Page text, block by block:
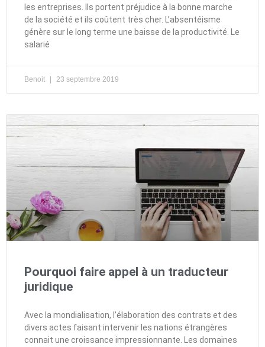
les entreprises. Ils portent préjudice à la bonne marche
de la société et ils coûtent très cher. L’absentéisme
génère sur le long terme une baisse de la productivité. Le
salarié
Benoit 23 septembre 2019
Pourquoi faire appel à un traducteur
juridique
Avec la mondialisation, l’élaboration des contrats et des
divers actes faisant intervenir les nations étrangères
connait une croissance impressionnante. Les domaines